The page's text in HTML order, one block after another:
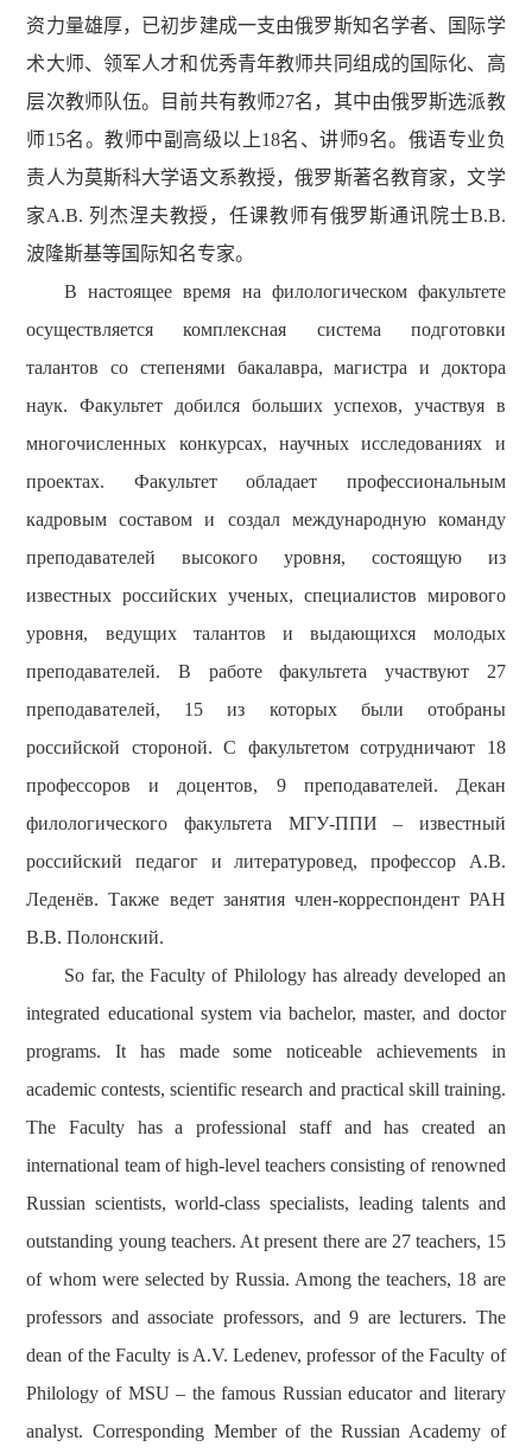
资力量雄厚，已初步建成一支由俄罗斯知名学者、国际学
术大师、领军人才和优秀青年教师共同组成的国际化、高
层次教师队伍。目前共有教师27名，其中由俄罗斯选派教
师1 5名。教师中副高级以上18名 、讲师9名。俄语专业负
责人为莫斯科大学语文系教授，俄罗斯著名教育家，文学
家А.В. 列杰涅夫教授，任课教师有俄罗斯通讯院士В.В.
波隆斯基等国际知名专家。
В настоящее время на филологическом факультете
осуществляется комплексная система подготовки
талантов со степенями бакалавра, магистра и доктора
наук. Факультет добился больших успехов, участвуя в
многочисленных конкурсах, научных исследованиях и
проектах.
Факультет обладает профессиональным
кадровым составом и создал международную команду
преподавателей высокого уровня, состоящую из
известных российских ученых, специалистов мирового
уровня, ведущих талантов и выдающихся молодых
преподавателей. В работе факультета участвуют 27
преподавателей, 15 из которых были отобраны
российской стороной. С факультетом сотрудничают 18
профессоров и доцентов, 9 преподавателей. Декан
филологического факультета МГУ-ППИ – известный
российский педагог и литературовед, профессор А.В.
Леденёв. Также ведет занятия член-корреспондент РАН
В.В.Полонский.
So far, the Faculty of Philologyhas already developed an
integrated educational system via bachelor, master, and doctor
programs. It has made some noticeable achievements in
academic contests, scientific research and practical skill training.
The Faculty has a professional staff and has created an
international team of high-level teachers consisting of renowned
Russian scientists, world-class specialists, leading talents and
outstanding young teachers. At present there are 27 teachers, 15
of whom were selected by Russia. Among the teachers, 18 are
professors and associate professors, and 9 are lecturers. The
dean of the Faculty is A.V.Ledenev, professor of theFaculty of
Philology of MSU – thefamous Russian educator and literary
analyst. Corresponding Member of the Russian Academy of